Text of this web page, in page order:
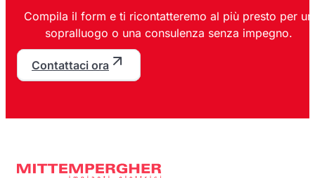
Compila il form e ti ricontatteremo al più presto per un
sopralluogo o una consulenza senza impegno.
Contattaci ora